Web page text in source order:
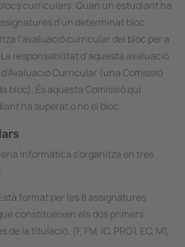
curriculars. Quan un estudiant ha
d'un determinat bloc
l’avaluació curricular del bloc per a
responsabilitat d’aquesta avaluació
Curricular (una Comissió
bloc). És aquesta Comissió qui
ha superat o no el bloc.
Informàtica s'organitza en tres
format per les 8 assignatures
constitueixen els dos primers
la titulació. (F, FM, IC, PRO1, EC, M1,